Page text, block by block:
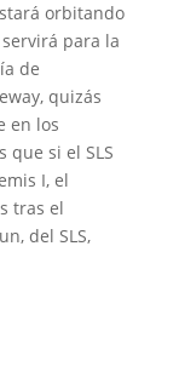
orbitando
servirá para la
de
quizás
en los
que si el SLS
I, el
tras el
del SLS,